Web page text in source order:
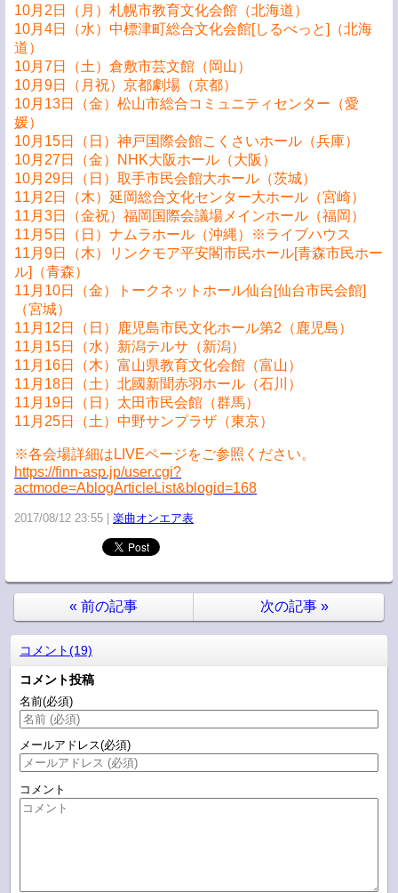
10月2日（月）札幌市教育文化会館（北海道）
10月4日（水）中標津町総合文化会館[しるべっと]（北海
道）
10月7日（土）倉敷市芸文館（岡山）
10月9日（月祝）京都劇場（京都）
10月13日（金）松山市総合コミュニティセンター（愛
媛）
10月15日（日）神戸国際会館こくさいホール（兵庫）
10月27日（金）NHK大阪ホール（大阪）
10月29日（日）取手市民会館大ホール（茨城）
11月2日（木）延岡総合文化センター大ホール（宮崎）
11月3日（金祝）福岡国際会議場メインホール（福岡）
11月5日（日）ナムラホール（沖縄）※ライブハウス
11月9日（木）リンクモア平安閣市民ホール[青森市民ホー
ル]（青森）
11月10日（金）トークネットホール仙台[仙台市民会館]
（宮城）
11月12日（日）鹿児島市民文化ホール第2（鹿児島）
11月15日（水）新潟テルサ（新潟）
11月16日（木）富山県教育文化会館（富山）
11月18日（土）北國新聞赤羽ホール（石川）
11月19日（日）太田市民会館（群馬）
11月25日（土）中野サンプラザ（東京）
※各会場詳細はLIVEページをご参照ください。
https://finn-asp.jp/user.cgi?
actmode=AblogArticleList&blogid=168
2017/08/12 23:55 楽曲オンエア表
« 前の記事 次の記事 »
コメント(19)
コメント投稿
名前(必須)
メールアドレス(必須)
コメント